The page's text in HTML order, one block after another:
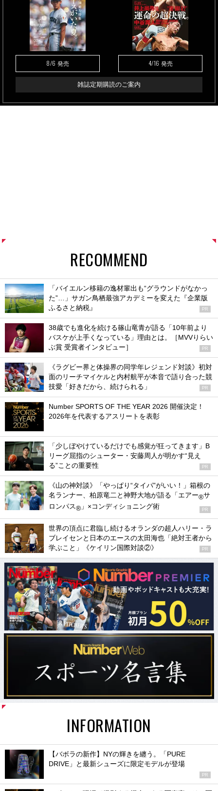
8/6 発売 4/16 発売
雑誌定期購読のご案内
RECOMMEND
「バイエルン移籍の逸材輩出も“グラウンドがなかっ
た”…」サガン鳥栖最強アカデミーを変えた『企業版
ふるさと納税』
PR
38歳でも進化を続ける篠山竜青が語る「10年前より
バスケが上手くなっている」理由とは。［MVVりらい
ぶ賞 受賞者インタビュー］
PR
《ラグビー界と体操界の同学年レジェンド対談》初対
面のリーチマイケルと内村航平が本音で語り合った競
技愛「好きだから、続けられる」
PR
Number SPORTS OF THE YEAR 2026 開催決定！
2026年を代表するアスリートを表彰
「少しぼやけているだけでも感覚が狂ってきます」B
リーグ屈指のシューター・安藤周人が明かす“見え
る”ことの重要性
PR
《山の神対談》「やっぱり“タイパ”がいい！」箱根の
名ランナー、柏原竜二と神野大地が語る「エアー®サ
ロンパス® 」×コンディショニング術 PR
世界の頂点に君臨し続けるオランダの超人ハリー・ラ
ブレイセンと日本のエースの太田海也「絶対王者から
学ぶこと」《ケイリン国際対談②》
PR
INFORMATION
【バボラの新作】NYの輝きを纏う。「PURE
DRIVE」と最新シューズに限定モデルが登場
PR